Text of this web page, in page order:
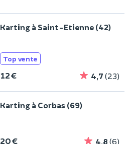
Karting à Saint-Etienne (42)
Top vente
12 € 4,7 (23)
Karting à Corbas (69)
20 € 4,8 (6)